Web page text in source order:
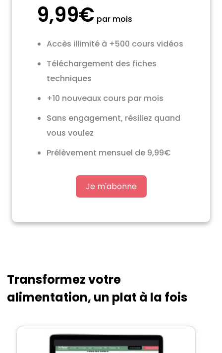
9,99€ par mois
Accès illimité à +500 cours vidéos
Téléchargement des fiches
techniques
+10 nouveaux cours par mois
Sans engagement, résiliez quand
vous voulez
Prélèvement mensuel de 9,99€
Je m'abonne
Transformez votre
alimentation, un plat à la fois